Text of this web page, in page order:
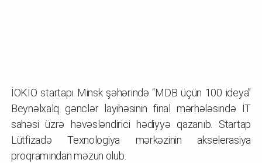
İOKİO startapı Minsk şəhərində “MDB üçün 100 ideya”
Beynəlxalq gənclər layihəsinin final mərhələsində İT
sahəsi üzrə həvəsləndirici hədiyyə qazanıb. Startap
Lütfizadə Texnologiya mərkəzinin akselerasiya
proqramından məzun olub.